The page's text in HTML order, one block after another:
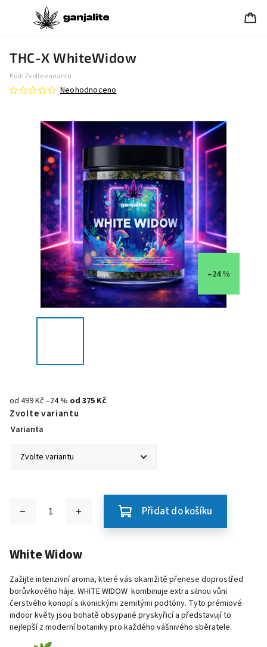
THC-X WhiteWidow
Kód: Zvolte variantu
Neohodnoceno
–24 %
od 499 Kč–24 % od 375 Kč
Zvolte variantu
Varianta
Přidat do košíku
White Widow
Zažijte intenzivní aroma, které vás okamžitě přenese doprostřed
borůvkového háje. WHITE WIDOW kombinuje extra silnou vůni
čerstvého konopí s ikonickými zemitými podtóny. Tyto prémiové
indoor květy jsou bohatě obsypané pryskyřicí a představují to
nejlepší z moderní botaniky pro každého vášnivého sběratele.